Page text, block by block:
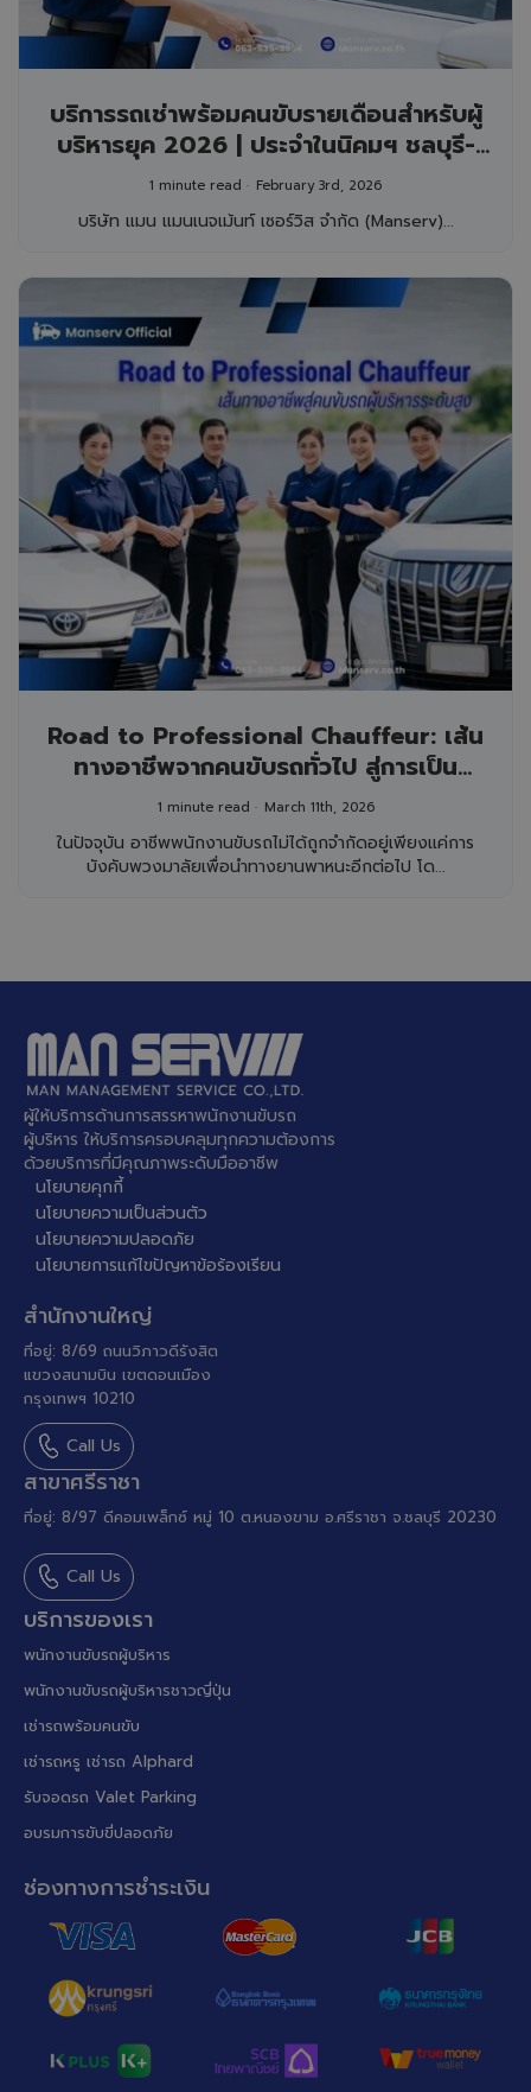
บริการรถเช่าพร้อมคนขับรายเดือนสำหรับผู้
บริหารยุค 2026 | ประจำในนิคมฯ ชลบุรี-
ระยอง
1 minute read February 3rd, 2026
บริษัท แมน แมนเนจเม้นท์ เซอร์วิส จำกัด (Manserv)...
Road to Professional Chauffeur: เส้น
ทางอาชีพจากคนขับรถทั่วไป สู่การเป็น
พนักงานขับรถผู้บริหารระดับสูง
1 minute read March 11th, 2026
ในปัจจุบัน อาชีพพนักงานขับรถไม่ได้ถูกจำกัดอยู่เพียงแค่การ
บังคับพวงมาลัยเพื่อนำทางยานพาหนะอีกต่อไป โด...
ผู้ให้บริการด้านการสรรหาพนักงานขับรถ
ผู้บริหาร ให้บริการครอบคลุมทุกความต้องการ
ด้วยบริการที่มีคุณภาพระดับมืออาชีพ
นโยบายคุกกี้
นโยบายความเป็นส่วนตัว
นโยบายความปลอดภัย
นโยบายการแก้ไขปัญหาข้อร้องเรียน
บริการของเรา
พนักงานขับรถผู้บริหาร
พนักงานขับรถผู้บริหารชาวญี่ปุ่น
เช่ารถพร้อมคนขับ
เช่ารถหรู เช่ารถ Alphard
รับจอดรถ Valet Parking
อบรมการขับขี่ปลอดภัย
สำนักงานใหญ่
ที่อยู่: 8/69 ถนนวิภาวดีรังสิต
แขวงสนามบิน เขตดอนเมือง
กรุงเทพฯ 10210
Call Us
สาขาศรีราชา
ที่อยู่: 8/97 ดีคอมเพล็กซ์ หมู่ 10 ต.หนองขาม อ.ศรีราชา จ.ชลบุรี 20230
Call Us
ช่องทางการชำระเงิน